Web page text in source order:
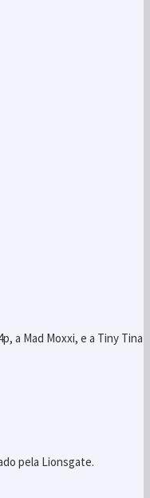
a Mad Moxxi, e a Tiny Tina
pela Lionsgate.